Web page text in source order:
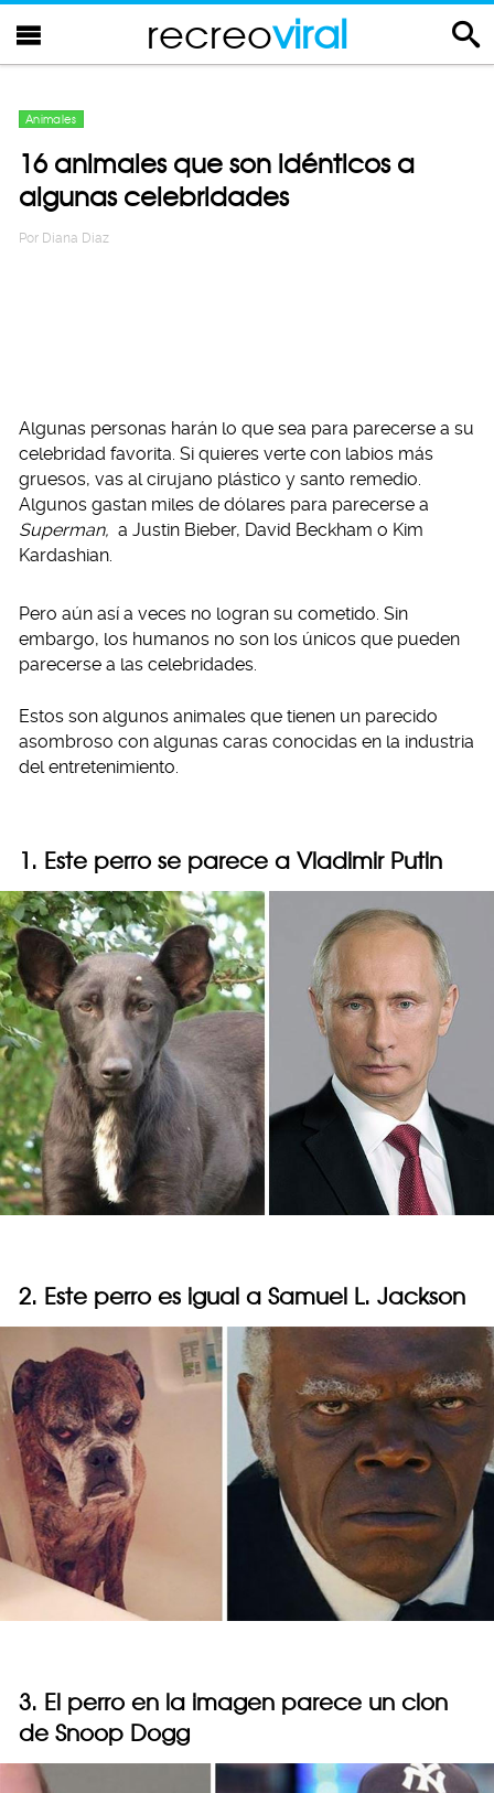
recreoviral
Animales
16 animales que son idénticos a
algunas celebridades
Por Diana Diaz
Algunas personas harán lo que sea para parecerse a su
celebridad favorita. Si quieres verte con labios más
gruesos, vas al cirujano plástico y santo remedio.
Algunos gastan miles de dólares para parecerse a
Superman, a Justin Bieber, David Beckham o Kim
Kardashian.
Pero aún así a veces no logran su cometido. Sin
embargo, los humanos no son los únicos que pueden
parecerse a las celebridades.
Estos son algunos animales que tienen un parecido
asombroso con algunas caras conocidas en la industria
del entretenimiento.
1. Este perro se parece a Vladimir Putin
2. Este perro es igual a Samuel L. Jackson
3. El perro en la imagen parece un clon
de Snoop Dogg